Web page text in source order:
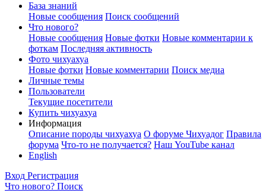
База знаний
Новые сообщения Поиск сообщений
Что нового?
Новые сообщения Новые фотки Новые комментарии к
фоткам Последняя активность
Фото чихуахуа
Новые фотки Новые комментарии Поиск медиа
Личные темы
Пользователи
Текущие посетители
Купить чихуахуа
Информация
Описание породы чихуахуа О форуме Чихуадог Правила
форума Что-то не получается? Наш YouTube канал
English
Вход Регистрация
Что нового? Поиск